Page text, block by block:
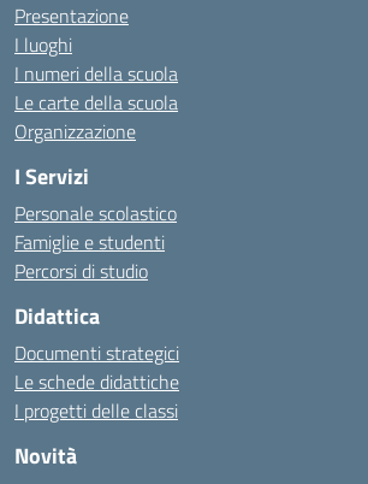
Presentazione
I luoghi
I numeri della scuola
Le carte della scuola
Organizzazione
I Servizi
Personale scolastico
Famiglie e studenti
Percorsi di studio
Didattica
Documenti strategici
Le schede didattiche
I progetti delle classi
Novità